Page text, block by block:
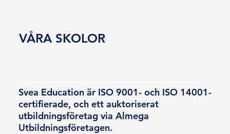
Svea Education är ISO 9001- och ISO 14001-
certifierade, och ett auktoriserat
utbildningsföretag via Almega
Utbildningsföretagen.
VÅRA SKOLOR